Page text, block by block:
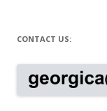
CONTACT US: